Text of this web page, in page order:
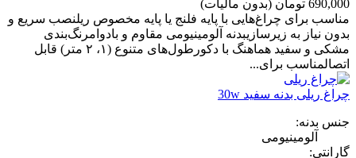
690,000 تومان
(بدون مالیات)
مناسب برای چراغ‌هایی با پایه فلنج یا پایه مخصوص ریلنصب سریع و
بدون نیاز به زیرسازیبدنه آلومینیومی مقاوم و بادوامرنگ‌بندی
مشکی و سفید هماهنگ با دکورطول‌های متنوع (۱، ۲ متر) قابل
اتصالمناسب برای...
چراغ ریلی بدنه سفید 30w
جنس بدنه:
آلومینیومی
گارانتی: